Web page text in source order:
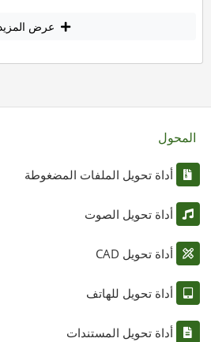
عرض المزيد
المحول
أداة تحويل الملفات المضغوطة
أداة تحويل الصوت
أداة تحويل CAD
أداة تحويل للهاتف
أداة تحويل المستندات